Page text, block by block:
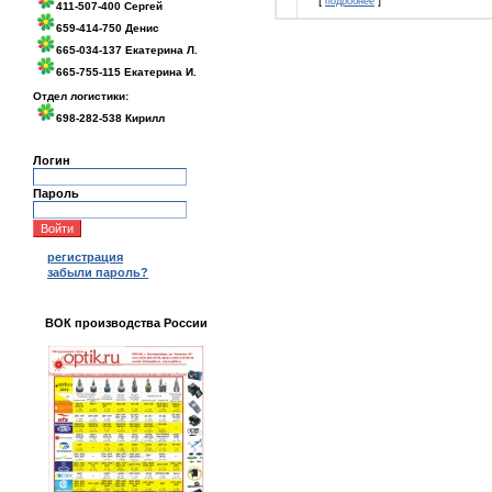
411-507-400 Сергей
659-414-750 Денис
665-034-137 Екатерина Л.
665-755-115 Екатерина И.
Отдел логистики:
698-282-538 Кирилл
Логин
Пароль
регистрация
забыли пароль?
ВОК производства России